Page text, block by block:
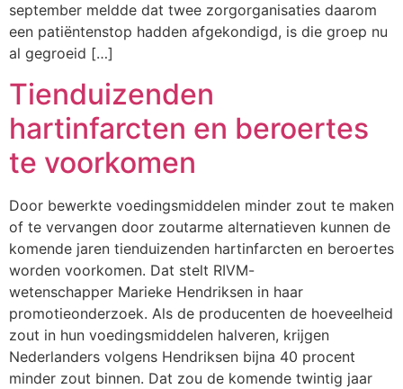
september meldde dat twee zorgorganisaties daarom
een patiëntenstop hadden afgekondigd, is die groep nu
al gegroeid […]
Tienduizenden
hartinfarcten en beroertes
te voorkomen
Door bewerkte voedingsmiddelen minder zout te maken
of te vervangen door zoutarme alternatieven kunnen de
komende jaren tienduizenden hartinfarcten en beroertes
worden voorkomen. Dat stelt RIVM-
wetenschapper Marieke Hendriksen in haar
promotieonderzoek. Als de producenten de hoeveelheid
zout in hun voedingsmiddelen halveren, krijgen
Nederlanders volgens Hendriksen bijna 40 procent
minder zout binnen. Dat zou de komende twintig jaar